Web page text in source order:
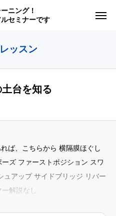
ニング！
セミナーです
ッスン
台を知る
らから 横隔膜ほぐし
マー解説なし